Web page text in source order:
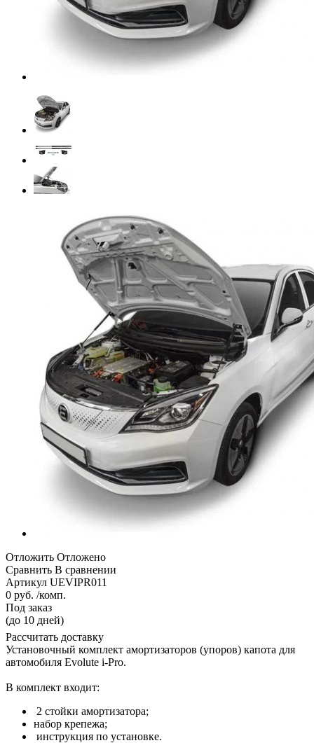
Отложить Отложено
Сравнить В сравнении
Артикул UEVIPR011
0 руб. /комп.
Под заказ
(до 10 дней)
Рассчитать доставку
Установочный комплект амортизаторов (упоров) капота для
автомобиля Evolute i-Pro.
В комплект входит:
2 стойки амортизатора;
набор крепежа;
инструкция по установке.